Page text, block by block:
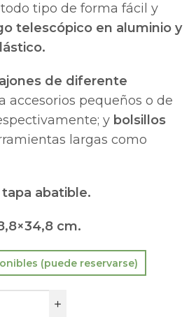
tipo de forma fácil y
telescópico en aluminio y
de diferente
accesorios pequeños o de
y bolsillos
largas como
tapa abatible.
cm.
(puede reservarse)